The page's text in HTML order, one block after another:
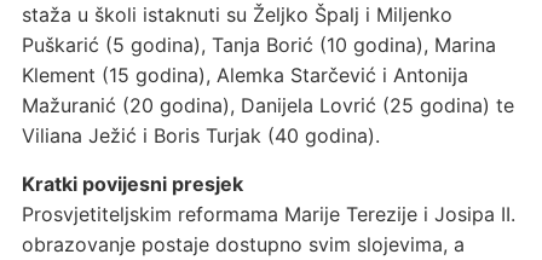
staža u školi istaknuti su Željko Špalj i Miljenko
Puškarić (5 godina), Tanja Borić (10 godina), Marina
Klement (15 godina), Alemka Starčević i Antonija
Mažuranić (20 godina), Danijela Lovrić (25 godina) te
Viliana Ježić i Boris Turjak (40 godina).
Kratki povijesni presjek
Prosvjetiteljskim reformama Marije Terezije i Josipa II.
obrazovanje postaje dostupno svim slojevima, a